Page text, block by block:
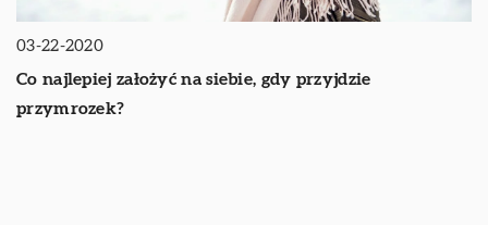
03-22-2020
Co najlepiej założyć na siebie, gdy przyjdzie
przymrozek?